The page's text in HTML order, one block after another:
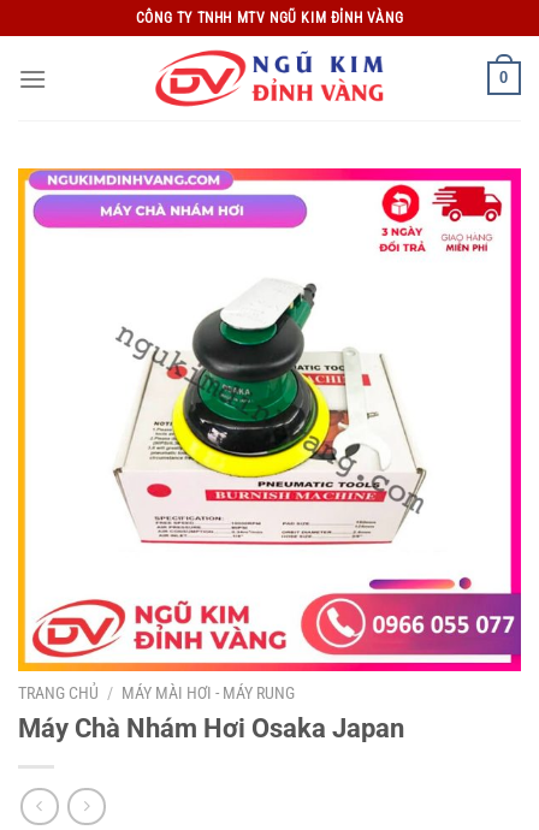
qua
nội
CÔNG TY TNHH MTV NGŨ KIM ĐỈNH VÀNG
0
TRANG CHỦ / MÁY MÀI HƠI - MÁY RUNG
Máy Chà Nhám Hơi Osaka Japan